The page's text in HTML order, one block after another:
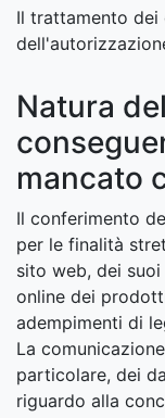
Il trattamento
Natura
mancato
Il conferimento
per le finalità
sito web, dei
online dei
adempimenti di
La
particolare, dei
riguardo alla